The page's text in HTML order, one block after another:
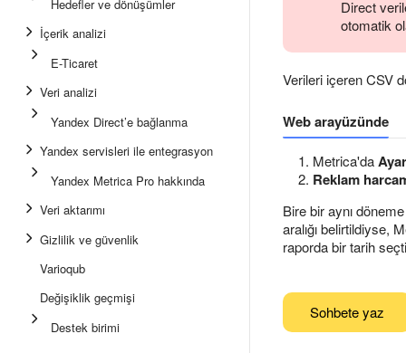
Hedefler ve dönüşümler
İçerik analizi
E-Ticaret
Veri analizi
Yandex Direct’e bağlanma
Yandex servisleri ile entegrasyon
Yandex Metrica Pro hakkında
Veri aktarımı
Gizlilik ve güvenlik
Varioqub
Değişiklik geçmişi
Destek birimi
Direct
otomatik
Verileri içeren CSV
Web arayüzünde
Metrica'da
Reklam
Bire bir aynı
aralığı belirtildiyse,
raporda bir tarih
Sohbete yaz